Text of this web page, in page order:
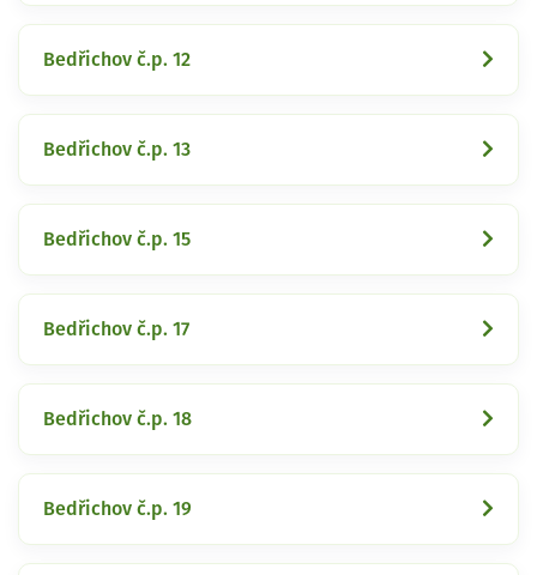
Bedřichov č.p. 12
Bedřichov č.p. 13
Bedřichov č.p. 15
Bedřichov č.p. 17
Bedřichov č.p. 18
Bedřichov č.p. 19